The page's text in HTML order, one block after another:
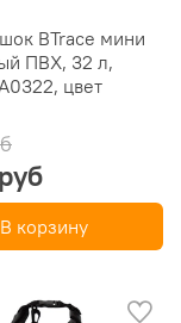
BTrace мини
ПВХ, 32 л,
цвет
В корзину